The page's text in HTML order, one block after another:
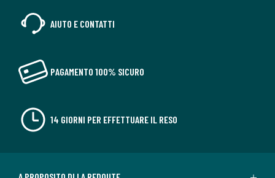
AIUTO E CONTATTI
PAGAMENTO 100% SICURO
14 GIORNI PER EFFETTUARE IL RESO